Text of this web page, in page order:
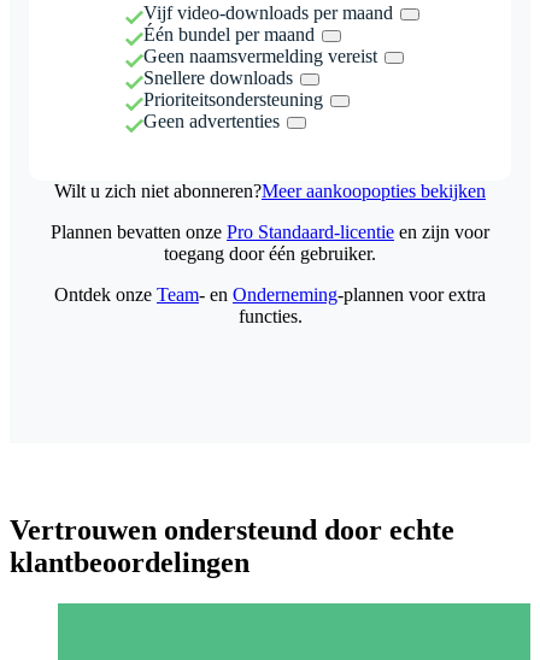
Vijf video-downloads per maand
Één bundel per maand
Geen naamsvermelding vereist
Snellere downloads
Prioriteitsondersteuning
Geen advertenties
Wilt u zich niet abonneren?Meer aankoopopties bekijken
Plannen bevatten onze Pro Standaard-licentie en zijn voor
toegang door één gebruiker.
Ontdek onze Team- en Onderneming-plannen voor extra
functies.
Vertrouwen ondersteund door echte
klantbeoordelingen